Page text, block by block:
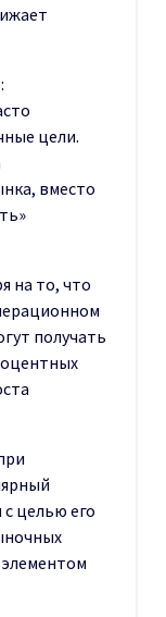
:
цели.
вместо
на то, что
получать
целью его